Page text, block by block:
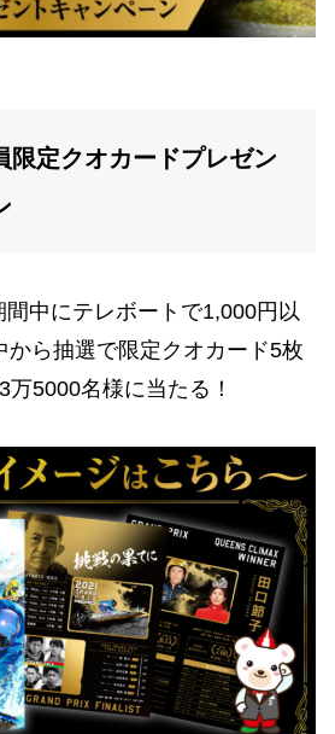
限定クオカードプレゼン
中にテレボートで1,000円以
から抽選で限定クオカード5枚
5000名様に当たる！